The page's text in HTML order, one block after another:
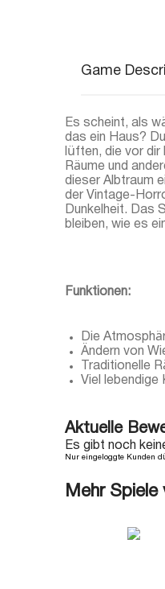
Game
Es scheint, als
das ein Haus?
lüften, die vor
Räume und
dieser Albtraum
der Vintage-
Dunkelheit. Das
bleiben, wie es
Funktionen:
Die
Ändern von
Traditionelle
Viel lebendige
Aktuelle
Es gibt noch
Nur eingeloggte Kunden
Mehr Spiele